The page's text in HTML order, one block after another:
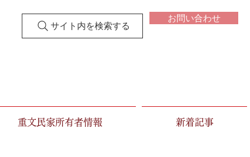
お問い合わせ
サイト内を検索する
重文民家所有者情報 新着記事